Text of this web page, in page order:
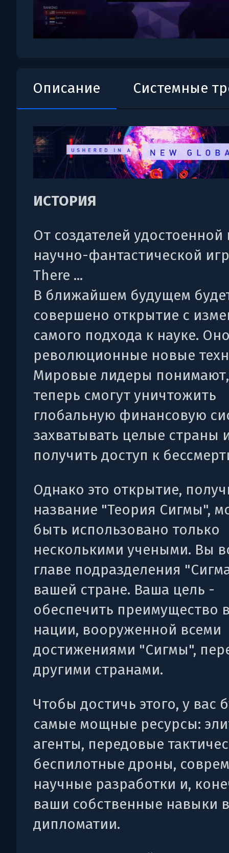
Описание Системные
ИСТОРИЯ
От создателей удостоенной
научно-фантастической
There ...
В ближайшем будущем
совершено открытие с
самого подхода к науке.
революционные новые
Мировые лидеры
теперь смогут уничтожить
глобальную финансовую
захватывать целые страны
получить доступ к
Однако это открытие,
название "Теория Сигмы",
быть использовано только
несколькими учеными. Вы
главе подразделения
вашей стране. Ваша цель -
обеспечить преимущество
нации, вооруженной всеми
достижениями "Сигмы",
другими странами.
Чтобы достичь этого, у вас
самые мощные ресурсы:
агенты, передовые
беспилотные дроны,
научные разработки и,
ваши собственные навыки в
дипломатии.